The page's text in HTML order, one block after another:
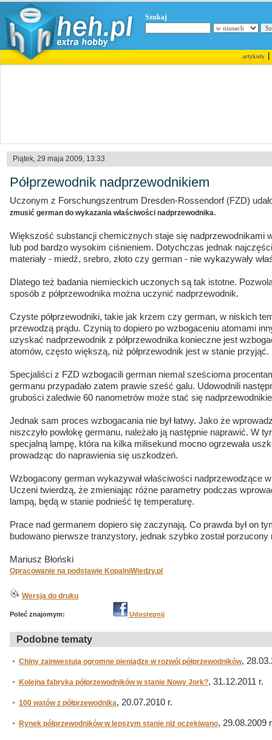
Szukaj
artykuły|
Piątek, 29 maja 2009, 13:33
Półprzewodnik nadprzewodnikiem
Uczonym z Forschungszentrum Dresden-Rossendorf (FZD)
zmusić german do wykazania właściwości nadprzewodnika.
Większość substancji chemicznych staje się nadprzewodnikami
lub pod bardzo wysokim ciśnieniem. Dotychczas jednak
materiały - miedź, srebro, złoto czy german - nie wykazywały
Dlatego też badania niemieckich uczonych są tak istotne.
sposób z półprzewodnika można uczynić nadprzewodnik.
Czyste półprzewodniki, takie jak krzem czy german, w niskich
przewodzą prądu. Czynią to dopiero po wzbogaceniu atomami
uzyskać nadprzewodnik z półprzewodnika konieczne jest
atomów, często większą, niż półprzewodnik jest w stanie przyjąć.
Specjaliści z FZD wzbogacili german niemal sześcioma
germanu przypadało zatem prawie sześć galu. Udowodnili
grubości zaledwie 60 nanometrów może stać się
Jednak sam proces wzbogacania nie był łatwy. Jako że
niszczyło powłokę germanu, należało ją następnie naprawić. W
specjalną lampę, która na kilka milisekund mocno ogrzewała
prowadząc do naprawienia się uszkodzeń.
Wzbogacony german wykazywał właściwości nadprzewodzące
Uczeni twierdzą, że zmieniając różne parametry podczas
lampą, będą w stanie podnieść tę temperaturę.
Prace nad germanem dopiero się zaczynają. Co prawda był on
budowano pierwsze tranzystory, jednak szybko został
Mariusz Błoński
Opracowanie na podstawie KopalniWiedzy.pl
Wersja do druku
Poleć znajomym: Udostępnij
Podobne tematy
Chiny zainwestują ogromne pieniądze w rozwój półprzewodników,
Kolejna fabryka półprzewodników w stanie Nowy Jork?, 31.12.2011 r.
100 watów z półprzewodnika, 20.07.2010 r.
Rynek półprzewodników w lepszym stanie niż oczekiwano, 29.08.2009